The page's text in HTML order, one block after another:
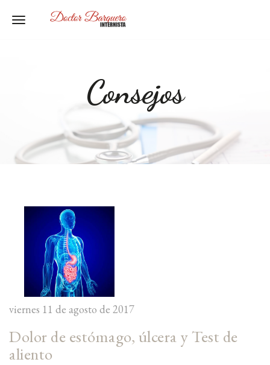
Toggle navigation
Consejos
viernes 11 de agosto de 2017
Dolor de estómago, úlcera y Test de
aliento